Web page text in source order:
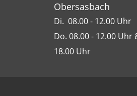
Obersasbach
Di. 08.00 - 12.00 Uhr
Do. 08.00 - 12.00 Uhr
18.00 Uhr